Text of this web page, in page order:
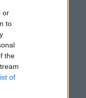
or
to
the
of